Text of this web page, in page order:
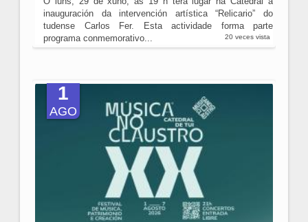
inauguración da intervención artística “Relicario” do
tudense Carlos Fer. Esta actividade forma parte
programa conmemorativo...
20 veces vista
1
AGO